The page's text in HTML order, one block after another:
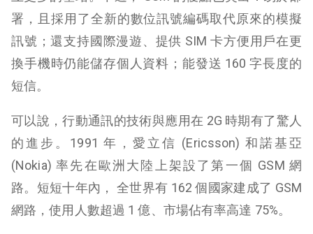
署，且採用了全新的數位訊號編碼取代原來的模擬
訊號；還支持國際漫遊、提供 SIM 卡方便用戶在更
換手機時仍能儲存個人資料；能發送 160 字長度的
短信。
可以說，行動通訊的技術與應用在 2G 時期有了驚人
的進步。 1991 年，愛立信 (Ericsson) 和諾基亞
(Nokia) 率先在歐洲大陸上架設了第一個 GSM 網
路。短短十年內， 全世界有 162 個國家建成了 GSM
網路，使用人數超過 1 億、市場佔有率高達 75%。